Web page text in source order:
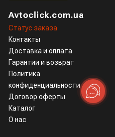
Avtoclick.com.ua
Статус заказа
Контакты
Доставка и оплата
Гарантии и возврат
Политика
конфиденциальности
Договор оферты
Каталог
О нас